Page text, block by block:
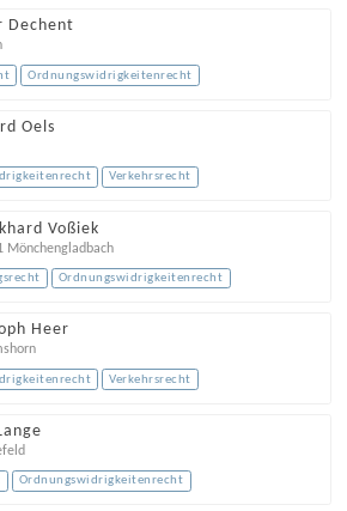
Dechent
Ordnungswidrigkeitenrecht
Oels
Verkehrsrecht
Voßiek
Mönchengladbach
Ordnungswidrigkeitenrecht
Heer
Verkehrsrecht
Ordnungswidrigkeitenrecht